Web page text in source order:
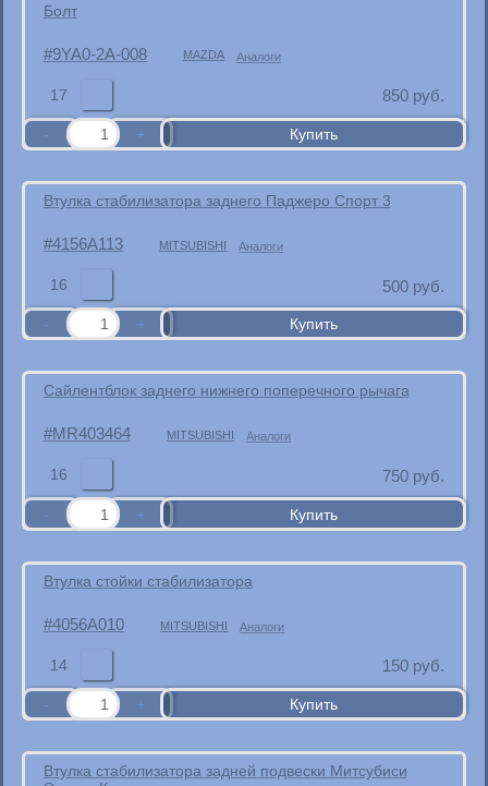
Болт
9YA0-2A-008 MAZDA Аналоги
17 850 руб.
Втулка стабилизатора заднего Паджеро Спорт 3
4156A113 MITSUBISHI Аналоги
16 500 руб.
Сайлентблок заднего нижнего поперечного рычага
MR403464 MITSUBISHI Аналоги
16 750 руб.
Втулка стойки стабилизатора
4056A010 MITSUBISHI Аналоги
14 150 руб.
Втулка стабилизатора задней подвески Митсубиси